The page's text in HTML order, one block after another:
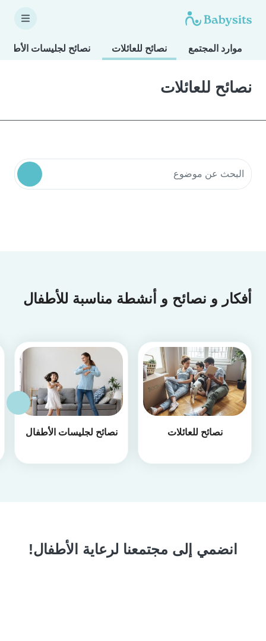
موارد المجتمع نصائح للعائلات نصائح لجليسات
نصائح للعائلات
البحث في موارد المجتمع
أفكار و نصائح و أنشطة مناسبة للأطفال
نصائح للعائلات نصائح لجليسات الأطفال
انضمي إلى مجتمعنا لرعاية الأطفال!